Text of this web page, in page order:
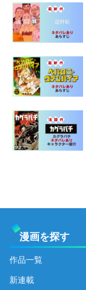
漫画を探す
作品一覧
新連載